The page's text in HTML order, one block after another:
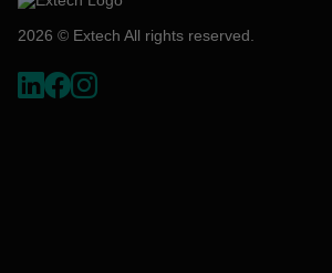
2026 © Extech All rights reserved.